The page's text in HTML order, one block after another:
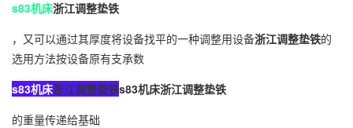
s83机床浙江调整垫铁
，又可以通过其厚度将设备找平的一种调整用设备浙江调整垫铁的
选用方法按设备原有支承数
s83机床浙江调整垫铁s83机床浙江调整垫铁
的重量传递给基础